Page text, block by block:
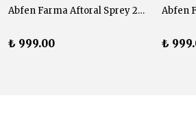
Abfen Farma Aftoral Sprey 20 ml
₺ 999.00 ₺